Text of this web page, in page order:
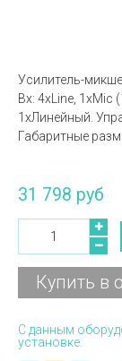
Усилитель-
Вх: 4хLine, 1хMic
1хЛинейный.
Габаритные
31 798 руб
Купить в
С данным
установке.